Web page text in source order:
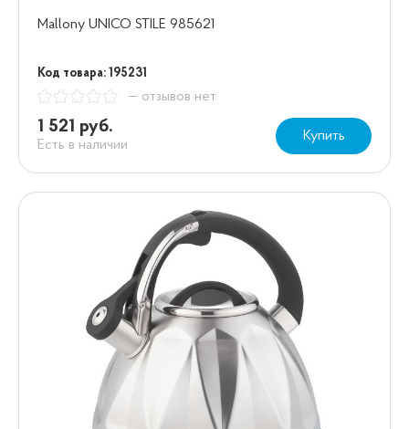
Mallony UNICO STILE 985621
Код товара: 195231
— отзывов нет
1 521 руб.
Есть в наличии
Купить